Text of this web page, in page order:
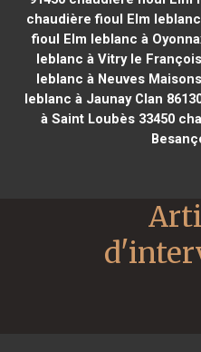
chaudière fioul Elm leblanc
fioul Elm leblanc à
leblanc à Vitry le
leblanc à Neuves
leblanc à Jaunay Clan
à Saint Loubès 33450